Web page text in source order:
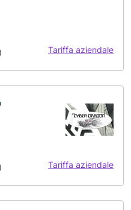
Tariffa aziendale
Tariffa aziendale